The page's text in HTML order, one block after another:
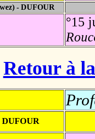
- DUFOUR
°15
Retour à